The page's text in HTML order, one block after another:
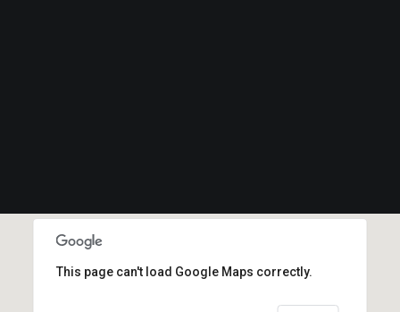
This page can't load Google Maps correctly.